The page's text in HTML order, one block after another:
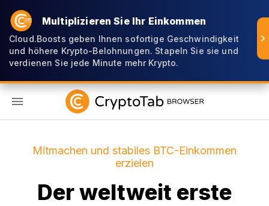
Multiplizieren Sie Ihr Einkommen
Cloud.Boosts geben Ihnen sofortige Geschwindigkeit
und höhere Krypto-Belohnungen. Stapeln Sie sie und
verdienen Sie jede Minute mehr Krypto.
Mitmachen und stabiles BTC-Einkommen
erzielen
Der weltweit erste